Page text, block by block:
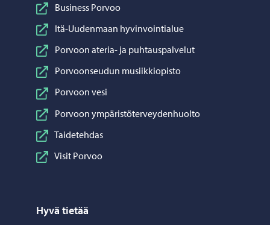
Business Porvoo
Itä-Uudenmaan hyvinvointialue
Porvoon ateria- ja puhtauspalvelut
Porvoonseudun musiikkiopisto
Porvoon vesi
Porvoon ympäristöterveydenhuolto
Taidetehdas
Visit Porvoo
Hyvä tietää